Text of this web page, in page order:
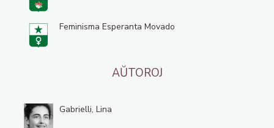
Feminisma Esperanta Movado
AŬTOROJ
Gabrielli, Lina